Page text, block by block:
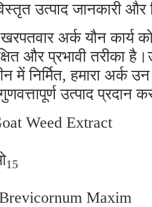
उत्पाद जानकारी और
खरपतवार अर्क यौन
और प्रभावी तरीका
निर्मित, हमारा अर्क
उत्पाद प्रदान
Weed Extract
15
Maxim